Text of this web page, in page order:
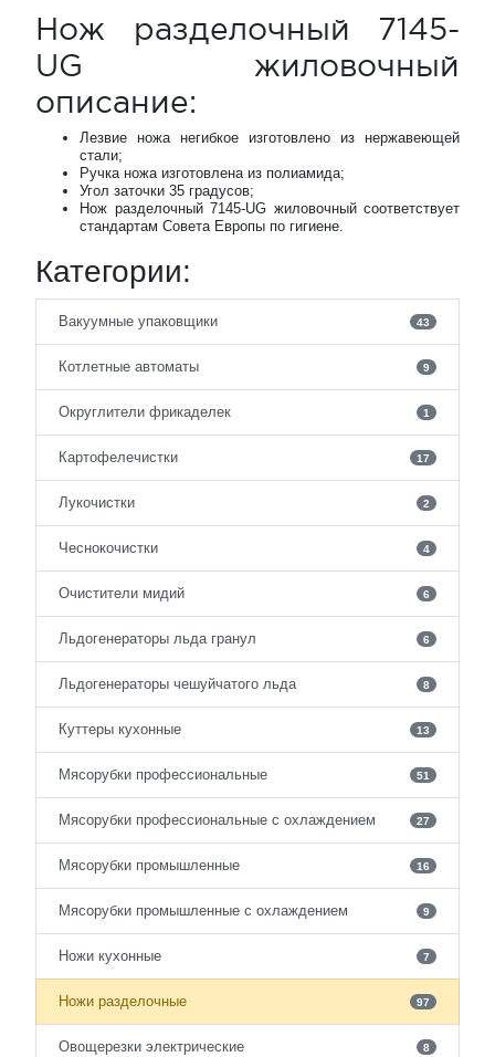
Нож разделочный 7145-
UG жиловочный
описание:
Лезвие ножа негибкое изготовлено из нержавеющей
стали;
Ручка ножа изготовлена из полиамида;
Угол заточки 35 градусов;
Нож разделочный 7145-UG жиловочный соответствует
стандартам Совета Европы по гигиене.
Категории:
Вакуумные упаковщики 43
Котлетные автоматы 9
Округлители фрикаделек 1
Картофелечистки 17
Лукочистки 2
Чеснокочистки 4
Очистители мидий 6
Льдогенераторы льда гранул 6
Льдогенераторы чешуйчатого льда 8
Куттеры кухонные 13
Мясорубки профессиональные 51
Мясорубки профессиональные с охлаждением 27
Мясорубки промышленные 16
Мясорубки промышленные с охлаждением 9
Ножи кухонные 7
Ножи разделочные 97
Овощерезки электрические 8